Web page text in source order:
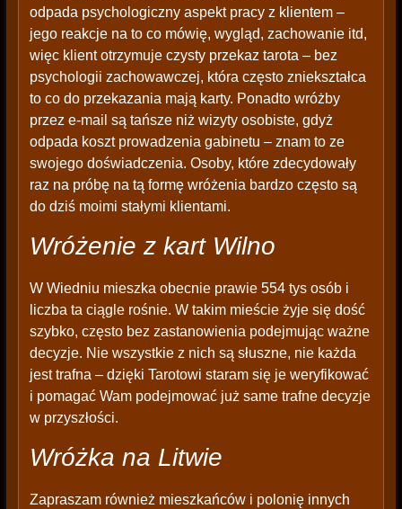
odpada psychologiczny aspekt pracy z klientem –
jego reakcje na to co mówię, wygląd, zachowanie itd,
więc klient otrzymuje czysty przekaz tarota – bez
psychologii zachowawczej, która często zniekształca
to co do przekazania mają karty. Ponadto wróżby
przez e-mail są tańsze niż wizyty osobiste, gdyż
odpada koszt prowadzenia gabinetu – znam to ze
swojego doświadczenia. Osoby, które zdecydowały
raz na próbę na tą formę wróżenia bardzo często są
do dziś moimi stałymi klientami.
Wróżenie z kart Wilno
W Wiedniu mieszka obecnie prawie 554 tys osób i
liczba ta ciągle rośnie. W takim mieście żyje się dość
szybko, często bez zastanowienia podejmując ważne
decyzje. Nie wszystkie z nich są słuszne, nie każda
jest trafna – dzięki Tarotowi staram się je weryfikować
i pomagać Wam podejmować już same trafne decyzje
w przyszłości.
Wróżka na Litwie
Zapraszam również mieszkańców i polonię innych